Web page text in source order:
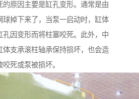
的原因主要是缸孔变形。通常是由
球掉下来了，当泵一启动时，缸体
孔因变形而将柱塞咬死。此外，中
体支承滚柱轴承保持损坏，也会造
死或泵被损坏。